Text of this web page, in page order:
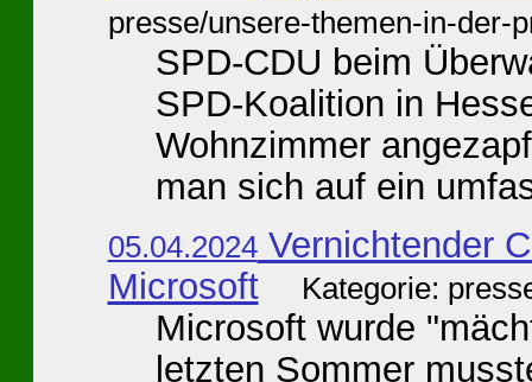
presse/unsere-themen-in-der-
SPD-CDU beim
SPD-Koalition in
Wohnzimmer
man sich auf ein
05.04.2024Vernichtender
Microsoft
Kategorie:
Microsoft wurde
letzten Sommer